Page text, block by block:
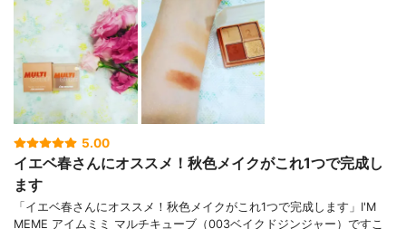
5.00
イエベ春さんにオススメ！秋色メイクがこれ1つで完成し
ます
「イエベ春さんにオススメ！秋色メイクがこれ1つで完成します」I'M
MEME アイムミミ マルチキューブ（003ベイクドジンジャー）ですこ